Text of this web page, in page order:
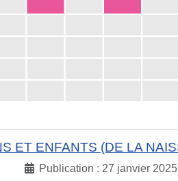
ET ENFANTS (DE LA
Publication : 27 janvier 2025